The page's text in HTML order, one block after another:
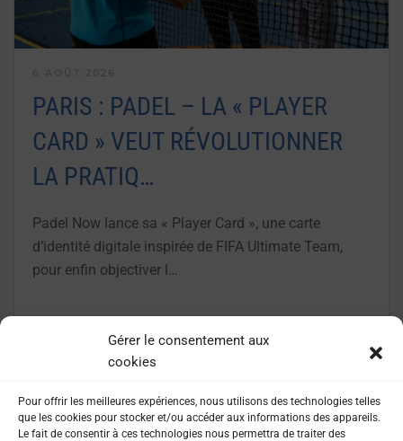
Gérer le consentement aux
cookies
Pour offrir les meilleures expériences, nous utilisons des technologies telles
que les cookies pour stocker et/ou accéder aux informations des appareils.
Le fait de consentir à ces technologies nous permettra de traiter des
PARIS : PADEL – LA « PLAYER
CARD » VEUT RÉVOLUTIONNER
LA PRATIQ…
Padel Now lance sa « Player Card », une carte
d’identité digitale inspirée de FIFA Ultimate Team,
pour enfin objectiver l…
LIRE LA SUITE